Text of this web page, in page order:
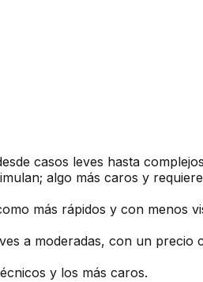
casos leves hasta
algo más caros y
más rápidos y con menos
a moderadas, con un precio
y los más caros.